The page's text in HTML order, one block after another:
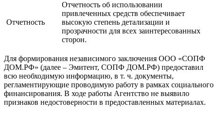
Отчетность
Отчетность об использовании
привлеченных средств обеспечивает
высокую степень детализации и
прозрачности для всех заинтересованных
сторон.
Для формирования независимого заключения ООО «СОПФ
ДОМ.РФ» (далее – Эмитент, СОПФ ДОМ.РФ) предоставил
всю необходимую информацию, в т. ч. документы,
регламентирующие проводимую работу в рамках социального
финансирования. В ходе работы Агентство не выявило
признаков недостоверности в предоставленных материалах.